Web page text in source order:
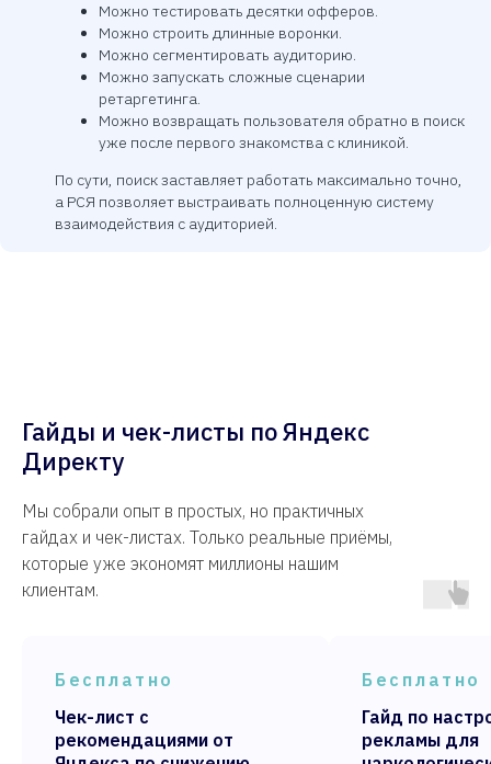
Можно тестировать десятки офферов.
Можно строить длинные воронки.
Можно сегментировать аудиторию.
Можно запускать сложные сценарии
ретаргетинга.
Можно возвращать пользователя обратно в поиск
уже после первого знакомства с клиникой.
По сути, поиск заставляет работать максимально точно,
а РСЯ позволяет выстраивать полноценную систему
взаимодействия с аудиторией.
Гайды и чек-листы по Яндекс
Директу
Мы собрали опыт в простых, но практичных
гайдах и чек-листах. Только реальные приёмы,
которые уже экономят миллионы нашим
клиентам.
Бесплатно
Чек-лист с
рекомендациями от
Бесплатно
Гайд по
рекламы для